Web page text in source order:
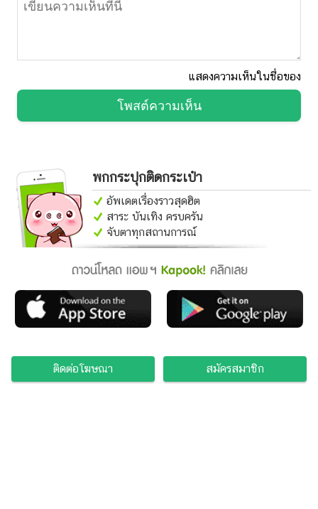
แสดงความเห็นในชื่อของ
โพสต์ความเห็น
พกกระปุกติดกระเป๋า
อัพเดตเรื่องราวสุดฮิต
สาระ บันเทิง ครบครัน
จับตาทุกสถานการณ์
ติดต่อโฆษณา สมัครสมาชิก